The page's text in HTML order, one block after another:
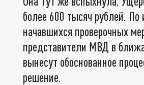
более 600 тысяч рублей. По
начавшихся проверочных
представители МВД в
вынесут обоснованное
решение.